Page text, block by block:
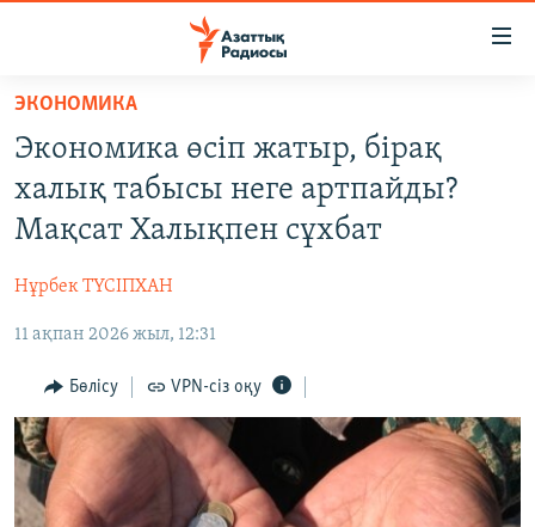
Skip
main
content
Skip
to
main
Navigation
Skip
Search
AZATTYQTV
АДАМ ҚҰҚЫҚТАРЫ
ӘЛЕУМЕТ
ӘЛЕМ
АРНАЙЫ ЖОБАЛАР
Русский
ЭКОНОМИКА
Экономика өсіп жатыр, бірақ
халық табысы неге артпайды?
Мақсат Халықпен сұхбат
Нұрбек ТҮСІПХАН
11 ақпан 2026 жыл, 12:31
Бөлісу VPN-сіз оқу